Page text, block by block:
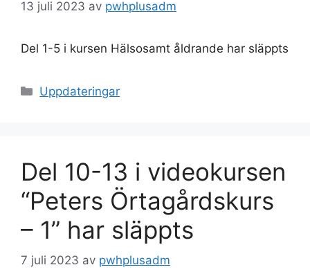
13 juli 2023 av pwhplusadm
Del 1-5 i kursen Hälsosamt åldrande har släppts
Kategorier
Uppdateringar
Del 10-13 i videokursen
“Peters Örtagårdskurs
– 1” har släppts
7 juli 2023 av pwhplusadm